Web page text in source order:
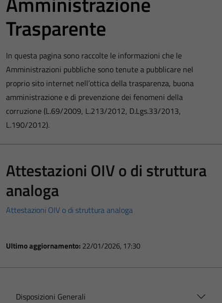
Trasparente
In questa pagina sono raccolte le informazioni che le
Amministrazioni pubbliche sono tenute a pubblicare nel
proprio sito internet nell’ottica della trasparenza, buona
amministrazione e di prevenzione dei fenomeni della
corruzione (L.69/2009, L.213/2012, D.Lgs.33/2013,
L.190/2012).
Attestazioni OIV o di struttura
analoga
Attestazioni OIV o di struttura analoga
Ultimo aggiornamento: 22/01/2026, 17:30
Disposizioni Generali